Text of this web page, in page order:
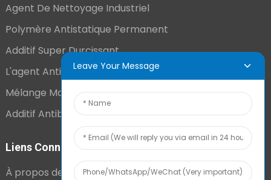
Agent De Nettoyage Industriel
Polymère Antistatique Permanent
Additif Super Durcissant
L'agent Antistatique Longue Durée
Mélange Maître VCI
Additif Antibuée Ajouté En Interne
Liens Connexes
À propos de nous
Leave Your Message